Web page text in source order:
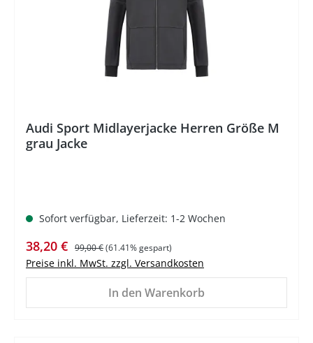
Audi Sport Midlayerjacke Herren Größe M
grau Jacke
Sofort verfügbar, Lieferzeit: 1-2 Wochen
Verkaufspreis:
38,20 € Regulärer Preis:
99,00 €(61.41% gespart)
Preise inkl. MwSt. zzgl. Versandkosten
In den Warenkorb